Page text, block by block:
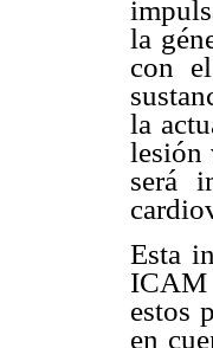
la
con
la
lesión
será
Esta
ICAM
estos
en